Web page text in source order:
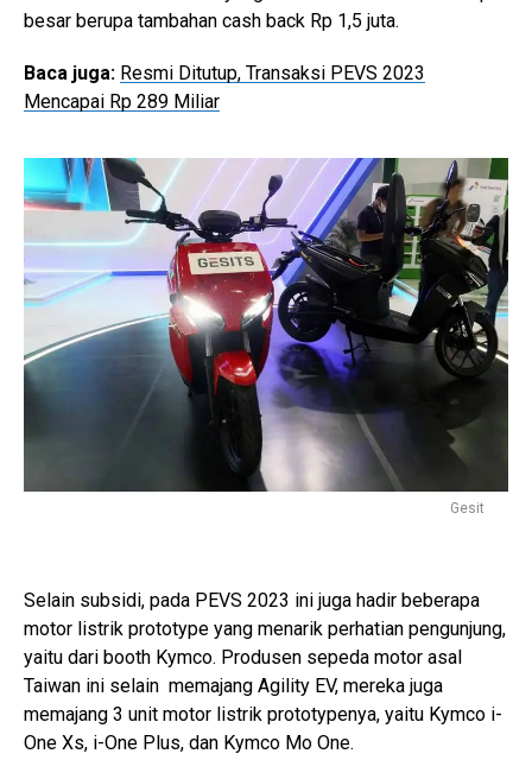
besar berupa tambahan cash back Rp 1,5 juta.
Baca juga: Resmi Ditutup, Transaksi PEVS 2023
Mencapai Rp 289 Miliar
Gesit
Selain subsidi, pada PEVS 2023 ini juga hadir beberapa
motor listrik prototype yang menarik perhatian pengunjung,
yaitu dari booth Kymco. Produsen sepeda motor asal
Taiwan ini selain memajang Agility EV, mereka juga
memajang 3 unit motor listrik prototypenya, yaitu Kymco i-
One Xs, i-One Plus, dan Kymco Mo One.